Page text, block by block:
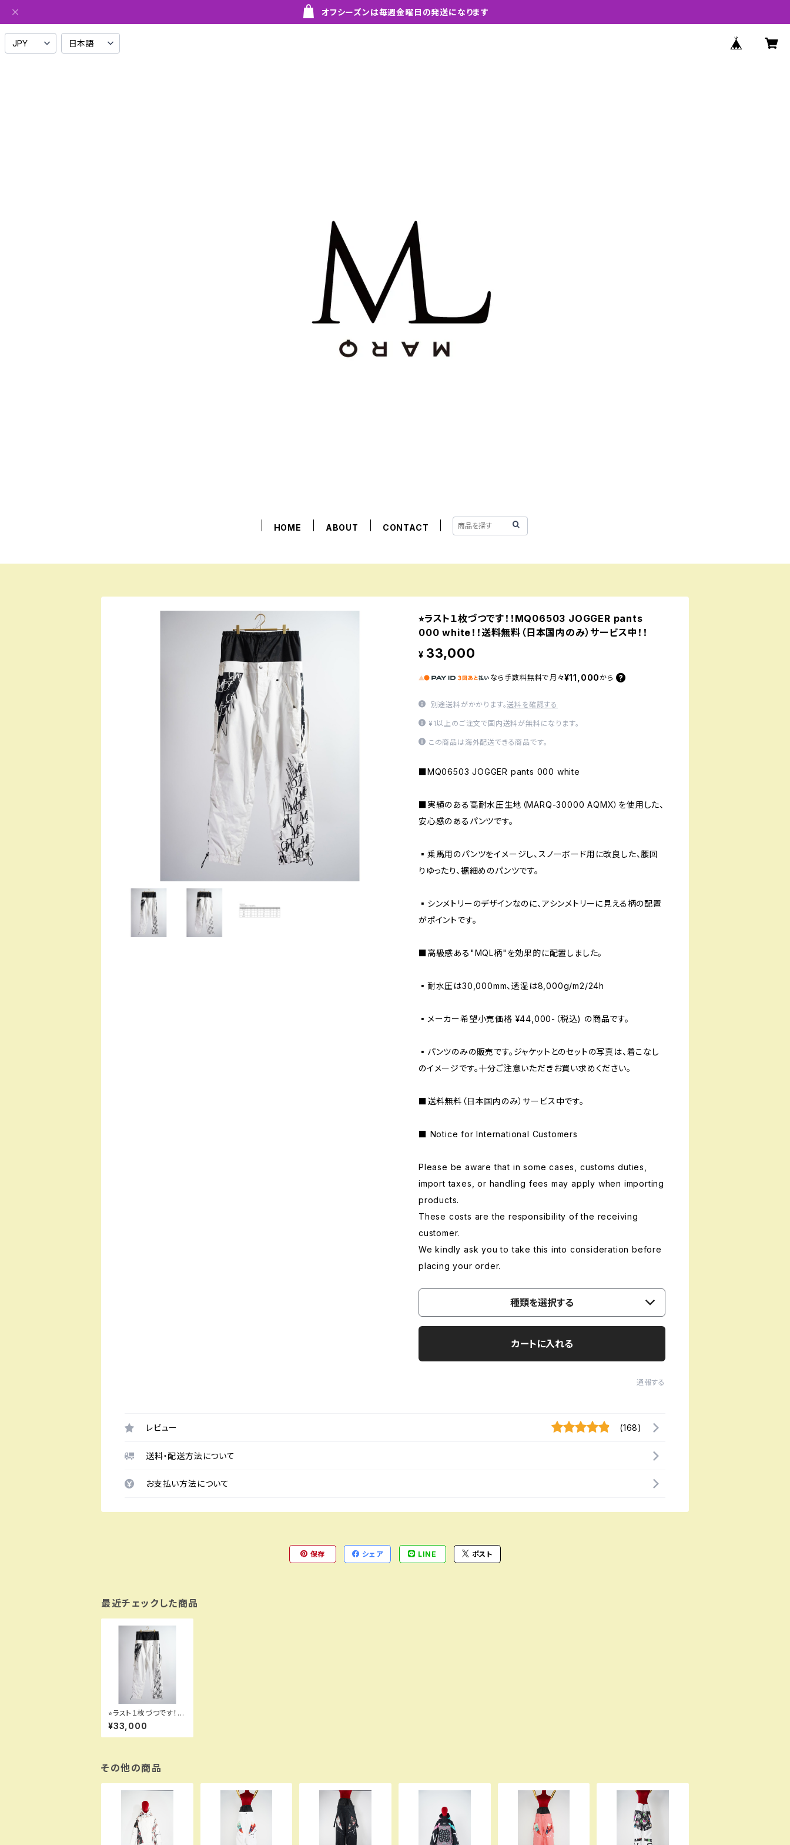
オフシーズンは毎週金曜日の発送になります
HOME ABOUT CONTACT
⭐︎ラスト１枚づつです！！MQ06503 JOGGER pants
000 white！！送料無料（日本国内のみ）サービス中！！
¥ 33,000
なら 手数料無料で 月々¥11,000 から
別途送料がかかります。送料を確認する
¥1以上のご注文で国内送料が無料になります。
この商品は海外配送できる商品です。
■MQ06503 JOGGER pants 000 white
■実績のある高耐水圧生地（MARQ-30000 AQMX）を使用した、
安心感のあるパンツです。
▪️乗馬用のパンツをイメージし、スノーボード用に改良した、腰回
りゆったり、裾細めのパンツです。
▪️シンメトリーのデザインなのに、アシンメトリーに見える柄の配置
がポイントです。
■高級感ある"MQL柄"を効果的に配置しました。
▪️耐水圧は30,000mm、透湿は8,000g/m2/24h
▪️メーカー希望小売価格 ¥44,000-（税込) の商品です。
▪️パンツのみの販売です。ジャケットとのセットの写真は、着こなし
のイメージです。十分ご注意いただきお買い求めください。
■送料無料（日本国内のみ）サービス中です。
■ Notice for International Customers
Please be aware that in some cases, customs duties,
import taxes, or handling fees may apply when importing
products.
These costs are the responsibility of the receiving
customer.
We kindly ask you to take this into consideration before
placing your order.
種類を選択する
カートに入れる
通報する
レビュー (168)
送料・配送方法について
お支払い方法について
保存 シェア LINE ポスト
最近チェックした商品
⭐︎ラスト１枚づつです！！
MQ06503 JOGGER
pants 000 white！！
送料無料（日本国内の
¥33,000
その他の商品